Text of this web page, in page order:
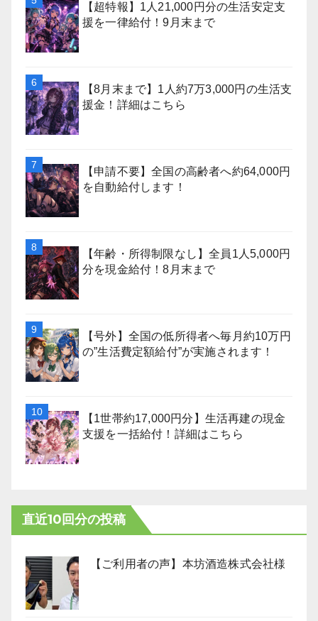
【超特報】1人21,000円分の生活安定支
援を一律給付！9月末まで
【8月末まで】1人約7万3,000円の生活支
援金！詳細はこちら
【申請不要】全国の高齢者へ約64,000円
を自動給付します！
【年齢・所得制限なし】全員1人5,000円
分を現金給付！8月末まで
【号外】全国の低所得者へ毎月約10万円
の”生活費定額給付”が実施されます！
【1世帯約17,000円分】生活再建の現金
支援を一括給付！詳細はこちら
直近10回分の投稿
【ご利用者の声】本坊酒造株式会社様